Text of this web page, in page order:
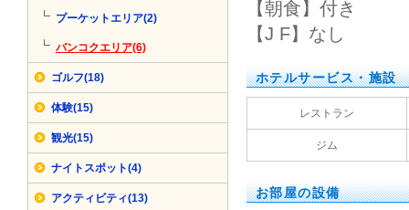
【朝食】付き
【J F】なし
ホテルサービス・施設
レストラン
ジム
お部屋の設備
プーケットエリア(2)
バンコクエリア(6)
ゴルフ(18)
体験(15)
観光(15)
ナイトスポット(4)
アクティビティ(13)